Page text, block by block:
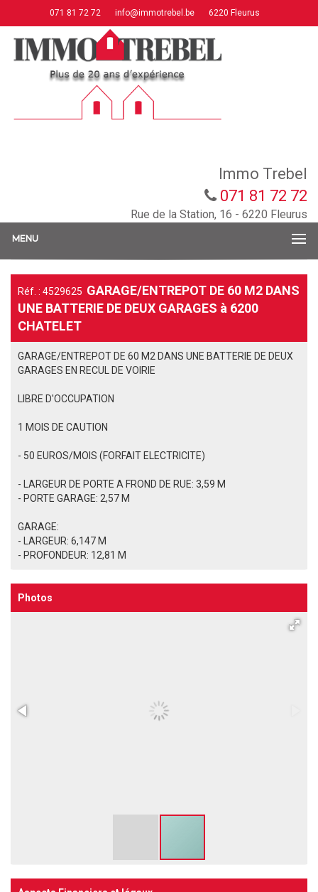
071 81 72 72 info@immotrebel.be 6220 Fleurus
Immo Trebel
071 81 72 72
Rue de la Station, 16 - 6220 Fleurus
MENU
Réf. : 4529625 GARAGE/ENTREPOT DE 60 M2 DANS
UNE BATTERIE DE DEUX GARAGES à 6200
CHATELET
GARAGE/ENTREPOT DE 60 M2 DANS UNE BATTERIE DE DEUX
GARAGES EN RECUL DE VOIRIE
LIBRE D'OCCUPATION
1 MOIS DE CAUTION
- 50 EUROS/MOIS (FORFAIT ELECTRICITE)
- LARGEUR DE PORTE A FROND DE RUE: 3,59 M
- PORTE GARAGE: 2,57 M
GARAGE:
- LARGEUR: 6,147 M
- PROFONDEUR: 12,81 M
Photos